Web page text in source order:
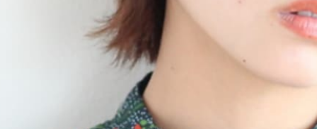
エシア三輪店メニュー
Ecia Miwa Menu
クーポン | エシア三田店